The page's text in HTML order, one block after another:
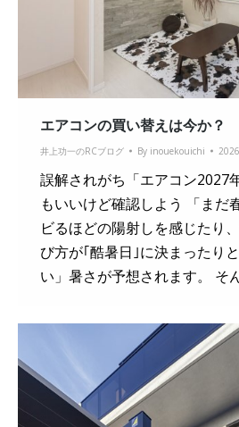
エアコンの買い替えは今か？
井上功一のRCブログ By inouekouichi
誤解されがち「エアコン2027
もいいけど確認しよう 「まだ
ビるほどの陽射しを感じたり
び方が｢酷暑日｣に決まったり
い」暑さが予想されます。 そ